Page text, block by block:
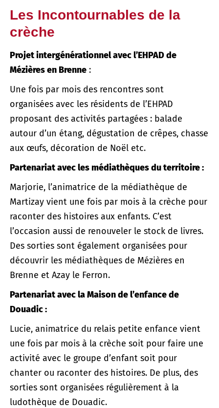
Les Incontournables de la
crèche
Projet intergénérationnel avec l’EHPAD de
Mézières en Brenne :
Une fois par mois des rencontres sont
organisées avec les résidents de l’EHPAD
proposant des activités partagées : balade
autour d’un étang, dégustation de crêpes, chasse
aux œufs, décoration de Noël etc.
Partenariat avec les médiathèques du territoire :
Marjorie, l’animatrice de la médiathèque de
Martizay vient une fois par mois à la crèche pour
raconter des histoires aux enfants. C’est
l’occasion aussi de renouveler le stock de livres.
Des sorties sont également organisées pour
découvrir les médiathèques de Mézières en
Brenne et Azay le Ferron.
Partenariat avec la Maison de l’enfance de
Douadic :
Lucie, animatrice du relais petite enfance vient
une fois par mois à la crèche soit pour faire une
activité avec le groupe d’enfant soit pour
chanter ou raconter des histoires. De plus, des
sorties sont organisées régulièrement à la
ludothèque de Douadic.